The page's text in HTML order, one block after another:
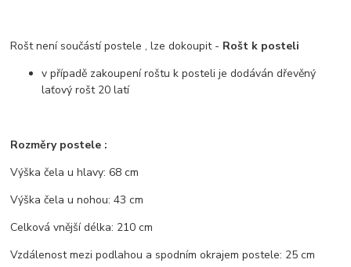
Rošt není součástí postele , lze dokoupit - Rošt k posteli
v případě zakoupení roštu k posteli je dodáván dřevěný
laťový rošt 20 latí
Rozměry postele :
Výška čela u hlavy: 68 cm
Výška čela u nohou: 43 cm
Celková vnější délka: 210 cm
Vzdálenost mezi podlahou a spodním okrajem postele: 25 cm